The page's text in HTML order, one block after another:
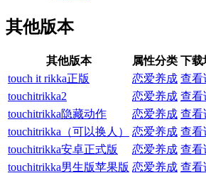
其他版本
其他版本 属性分类 下载
touch it rikka正版
恋爱养成 查看
touchitrikka2
恋爱养成 查看
touchitrikka隐藏动作
恋爱养成 查看
touchitrikka（可以换人）
恋爱养成 查看
touchitrikka安卓正式版
恋爱养成 查看
touchitrikka男生版苹果版 恋爱养成 查看